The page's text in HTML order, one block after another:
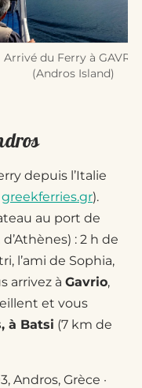
Arrivé du Ferry à
(Andros Island)
depuis l’Italie
greekferries.gr).
au port de
: 2 h de
l’ami de Sophia,
arrivez à Gavrio,
et vous
à Batsi (7 km de
Andros, Grèce ·